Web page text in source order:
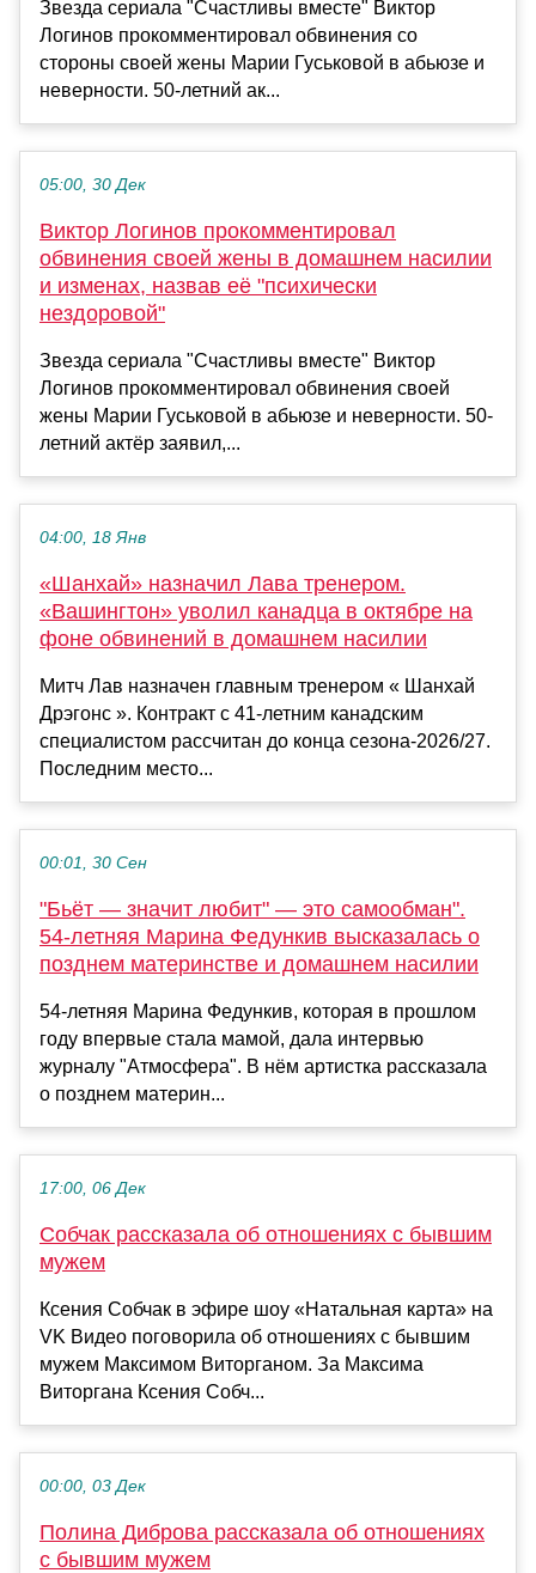
Звезда сериала "Счастливы вместе" Виктор
Логинов прокомментировал обвинения со
стороны своей жены Марии Гуськовой в абьюзе и
неверности. 50-летний ак...
05:00, 30 Дек
Виктор Логинов прокомментировал
обвинения своей жены в домашнем насилии
и изменах, назвав её "психически
нездоровой"
Звезда сериала "Счастливы вместе" Виктор
Логинов прокомментировал обвинения своей
жены Марии Гуськовой в абьюзе и неверности. 50-
летний актёр заявил,...
04:00, 18 Янв
«Шанхай» назначил Лава тренером.
«Вашингтон» уволил канадца в октябре на
фоне обвинений в домашнем насилии
Митч Лав назначен главным тренером « Шанхай
Дрэгонс ». Контракт с 41-летним канадским
специалистом рассчитан до конца сезона-2026/27.
Последним место...
00:01, 30 Сен
"Бьёт — значит любит" — это самообман".
54-летняя Марина Федункив высказалась о
позднем материнстве и домашнем насилии
54-летняя Марина Федункив, которая в прошлом
году впервые стала мамой, дала интервью
журналу "Атмосфера". В нём артистка рассказала
о позднем материн...
17:00, 06 Дек
Собчак рассказала об отношениях с бывшим
мужем
Ксения Собчак в эфире шоу «Натальная карта» на
VK Видео поговорила об отношениях с бывшим
мужем Максимом Виторганом. За Максима
Виторгана Ксения Собч...
00:00, 03 Дек
Полина Диброва рассказала об отношениях
с бывшим мужем